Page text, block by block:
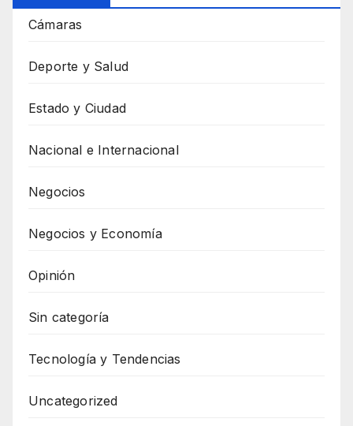
Cámaras
Deporte y Salud
Estado y Ciudad
Nacional e Internacional
Negocios
Negocios y Economía
Opinión
Sin categoría
Tecnología y Tendencias
Uncategorized